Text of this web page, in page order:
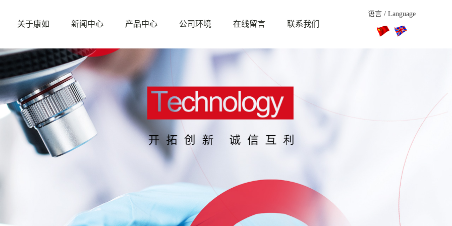
关于康如 新闻中心 产品中心 公司环境 在线留言 联系我们
语言 / Language